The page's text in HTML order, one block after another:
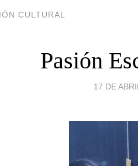
CULTURAL
Pasión
17 DE